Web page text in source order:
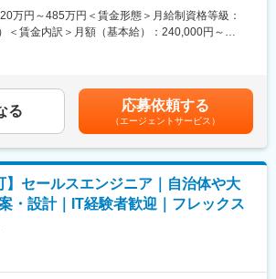
は東京にチームリーダー1名（60代後半）、メン
半）、白浜本社にメンバー3名（50代後半・50代
あります。東京と白浜とで頻繁にオンラインツー
業務を行っております。
じて週2回の在宅勤務が可能です。残業20～30時
もしやすいため、各々のライフステージに合わ
産前産後休暇、育児休業からの復帰率が100％。
休取得者も徐々に増えてきています。
の定める業務
に組織別・サービス別収支管理を行う管理会計シ
改善を担当いただきます。
の知識は不要
サイバーセル経営（下記詳細記述）の仕組みの改
成作業や、中期経営計画の作成・実行管理、グ
、M&A、IRなどにもチャレンジ可能！
営とは◇
の一つとして「全員経営戦略 ～サイバーセル経
ります。「経営幹部だけが経営を考えるのでは
全員が経営に知恵を絞り活動できる企業のほうが
万円～485万円＜賃金形態＞月給制資格等級：
＜賃金内訳＞月額（基本給）：240,000円～
UP【昇給】年間1回 4月賃金はあくまでも目安の
考を通じて上下する可能性があります。月給(月額)
めた表記です。
る 応募依頼する
（エージェントサービス）
】セールスエンジニア｜自治体や大
・設計｜IT経験者歓迎｜フレックス